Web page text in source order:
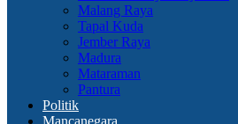
Malang Raya
Tapal Kuda
Jember Raya
Madura
Mataraman
Pantura
Politik
Mancanegara